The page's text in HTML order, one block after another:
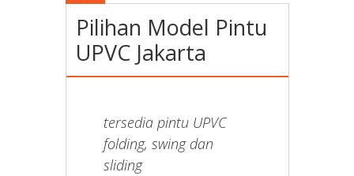
Pilihan Model Pintu
UPVC Jakarta
tersedia pintu UPVC
folding, swing dan
sliding